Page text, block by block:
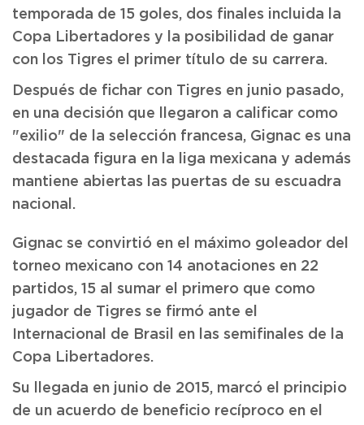
temporada de 15 goles, dos finales incluida la
Copa Libertadores y la posibilidad de ganar
con los Tigres el primer título de su carrera.
Después de fichar con Tigres en junio pasado,
en una decisión que llegaron a calificar como
"exilio" de la selección francesa, Gignac es una
destacada figura en la liga mexicana y además
mantiene abiertas las puertas de su escuadra
nacional.
Gignac se convirtió en el máximo goleador del
torneo mexicano con 14 anotaciones en 22
partidos, 15 al sumar el primero que como
jugador de Tigres se firmó ante el
Internacional de Brasil en las semifinales de la
Copa Libertadores.
Su llegada en junio de 2015, marcó el principio
de un acuerdo de beneficio recíproco en el